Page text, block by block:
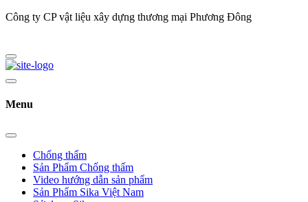
Công ty CP vật liệu xây dựng thương mại Phương Đông
Menu
Chống thấm
Sản Phẩm Chống thấm
Video hướng dẫn sản phẩm
Sản Phẩm Sika Việt Nam